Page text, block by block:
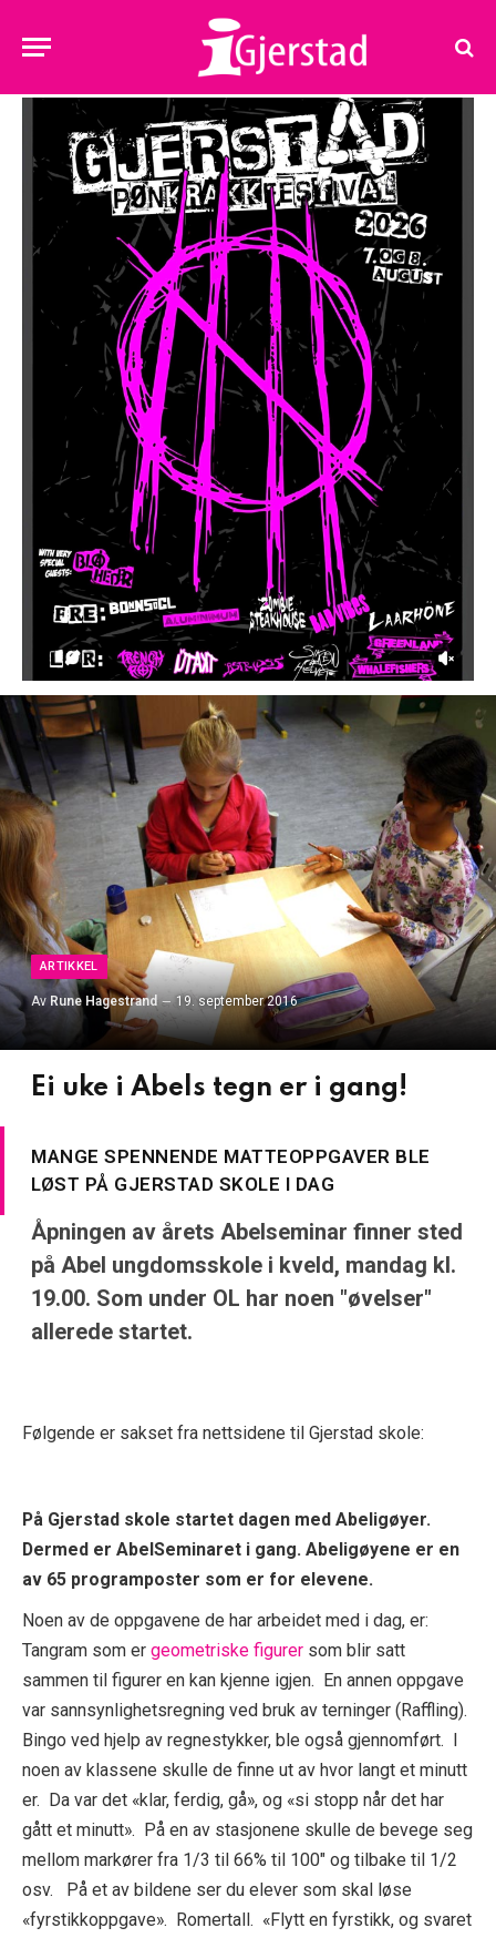
ARTIKKEL
Av Rune Hagestrand 19. september 2016
Ei uke i Abels tegn er i gang!
MANGE SPENNENDE MATTEOPPGAVER BLE
LØST PÅ GJERSTAD SKOLE I DAG
Åpningen av årets Abelseminar finner sted
på Abel ungdomsskole i kveld, mandag kl.
19.00. Som under OL har noen "øvelser"
allerede startet.
Følgende er sakset fra nettsidene til Gjerstad skole:
På Gjerstad skole startet dagen med Abeligøyer.
Dermed er AbelSeminaret i gang. Abeligøyene er en
av 65 programposter som er for elevene.
Noen av de oppgavene de har arbeidet med i dag, er:
Tangram som er geometriske figurer som blir satt
sammen til figurer en kan kjenne igjen. En annen oppgave
var sannsynlighetsregning ved bruk av terninger (Raffling).
Bingo ved hjelp av regnestykker, ble også gjennomført. I
noen av klassene skulle de finne ut av hvor langt et minutt
er. Da var det «klar, ferdig, gå», og «si stopp når det har
gått et minutt». På en av stasjonene skulle de bevege seg
mellom markører fra 1/3 til 66% til 100″ og tilbake til 1/2
osv. På et av bildene ser du elever som skal løse
«fyrstikkoppgave». Romertall. «Flytt en fyrstikk, og svaret